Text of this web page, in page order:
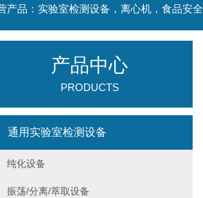
产品中心
PRODUCTS
通用实验室检测设备
纯化设备
振荡/分离/萃取设备